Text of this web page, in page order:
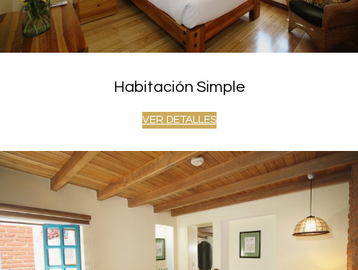
Habitación Simple
VER DETALLES